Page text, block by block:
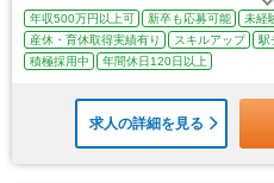
年収500万円以上可 新卒も応募可能 未経
産休・育休取得実績有り
スキルアップ 駅
積極採用中
年間休日120日以上
求人の詳細を見る